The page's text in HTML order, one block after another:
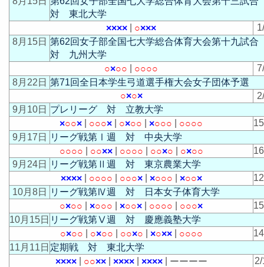
対 東北大学
×××× ○×××
8月15日 第62回女子部全国七大学総合体育大会第十九試
対 九州大学
○×○○ ○○○○
8月22日 第71回全日本学生弓道選手権大会女子団体予選
○×○×
9月10日 プレリーグ 対 立教大学
×○○× ○○○× ○×○○ ×○○○ ○○○○
9月17日
リーグ戦第Ⅰ週 対 中央大学
○○○○ ○○××| ○○○○ ○○×○ ○×○○
9月24日
リーグ戦第Ⅱ週 対 東京農業大学
××××| ○○○○ ○○○×| ×○○○ ×○○×
10月8日
リーグ戦第Ⅳ週 対 日本女子体育大学
○×○○ ×○○○ ×○○× ○○○○ ○○○×
10月15日 リーグ戦第Ⅴ週 対 慶應義塾大学
○×○○ ○×○○ ○○×○ ×○××| ○○○○
11月11日 定期戦 対 東北大学
××××| ○○××| ××××| ××××| ーーーー